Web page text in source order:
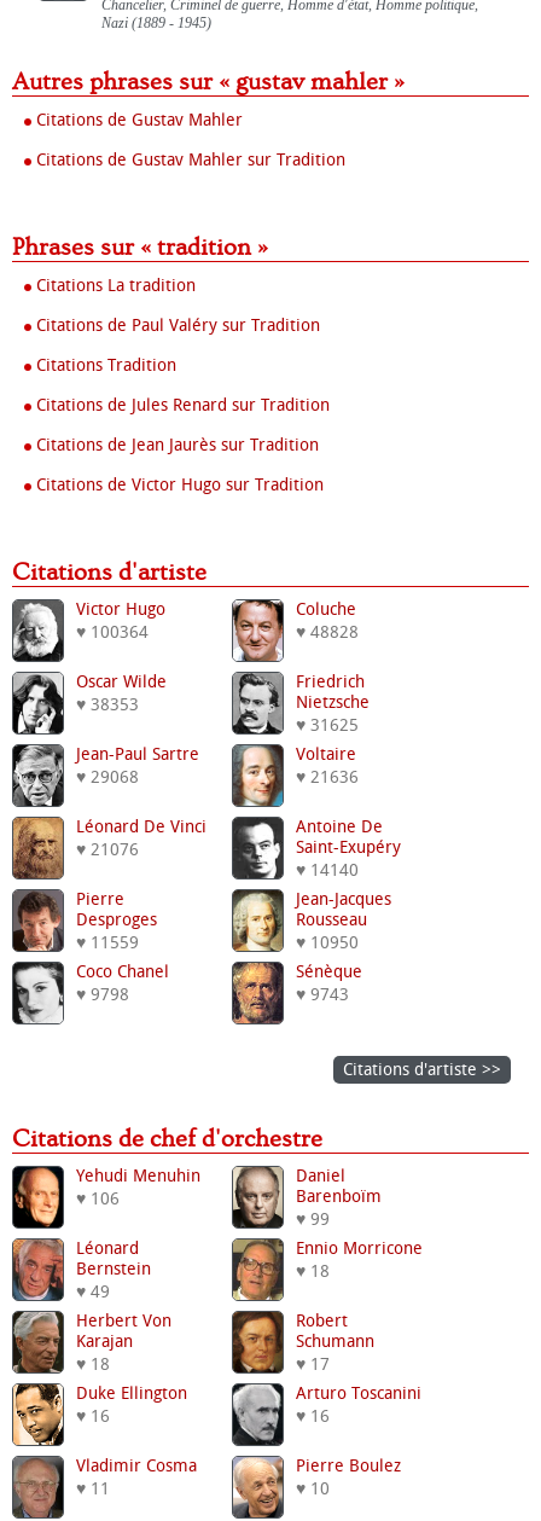
Chancelier, Criminel de guerre, Homme d'état, Homme politique,
Nazi (1889 - 1945)
Autres phrases sur « gustav mahler »
Citations de Gustav Mahler
Citations de Gustav Mahler sur Tradition
Phrases sur « tradition »
Citations La tradition
Citations de Paul Valéry sur Tradition
Citations Tradition
Citations de Jules Renard sur Tradition
Citations de Jean Jaurès sur Tradition
Citations de Victor Hugo sur Tradition
Citations d'artiste
Victor Hugo
♥ 100364
Coluche
♥ 48828
Oscar Wilde
♥ 38353
Friedrich
Nietzsche
♥ 31625
Jean-Paul Sartre
♥ 29068
Voltaire
♥ 21636
Léonard De Vinci
♥ 21076
Antoine De
Saint-Exupéry
♥ 14140
Pierre
Desproges
♥ 11559
Jean-Jacques
Rousseau
♥ 10950
Coco Chanel
♥ 9798
Sénèque
♥ 9743
Citations d'artiste >>
Citations de chef d'orchestre
Yehudi Menuhin
♥ 106
Daniel
Barenboïm
♥ 99
Léonard
Bernstein
♥ 49
Ennio Morricone
♥ 18
Herbert Von
Karajan
♥ 18
Robert
Schumann
♥ 17
Duke Ellington
♥ 16
Arturo Toscanini
♥ 16
Vladimir Cosma
♥ 11
Pierre Boulez
♥ 10